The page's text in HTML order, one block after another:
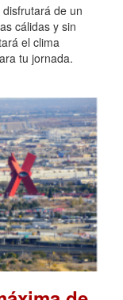
de un
cálidas y sin
el clima
tu jornada.